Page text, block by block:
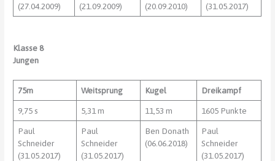
(27.04.2009)
(21.09.2009)
(20.09.2010)
(31.05.2017)
Klasse 8
Jungen
75m Weitsprung Kugel Dreikampf
9,75 s 5,31 m 11,53 m 1605 Punkte
Paul
Schneider
(31.05.2017)
Paul
Schneider
(31.05.2017)
Ben Donath
(06.06.2018)
Paul
Schneider
(31.05.2017)